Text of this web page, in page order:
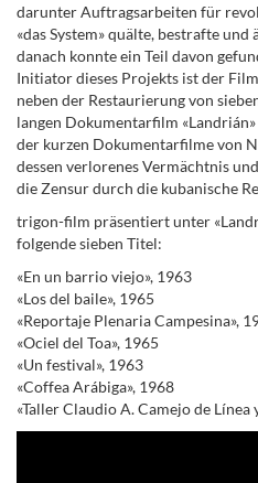
darunter Auftragsarbeiten für
«das System» quälte, bestrafte
danach konnte ein Teil davon
Initiator dieses Projekts ist der
neben der Restaurierung von
langen Dokumentarfilm
der kurzen Dokumentarfilme von
dessen verlorenes Vermächtnis
die Zensur durch die kubanische
trigon-film präsentiert unter
folgende sieben Titel:
«En un barrio viejo», 1963
«Los del baile», 1965
«Reportaje Plenaria Campesina»,
«Ociel del Toa», 1965
«Un festival», 1963
«Coffea Arábiga», 1968
«Taller Claudio A. Camejo de Línea